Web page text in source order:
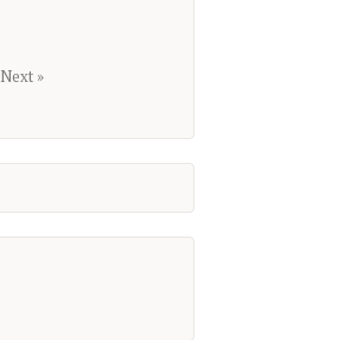
Next »